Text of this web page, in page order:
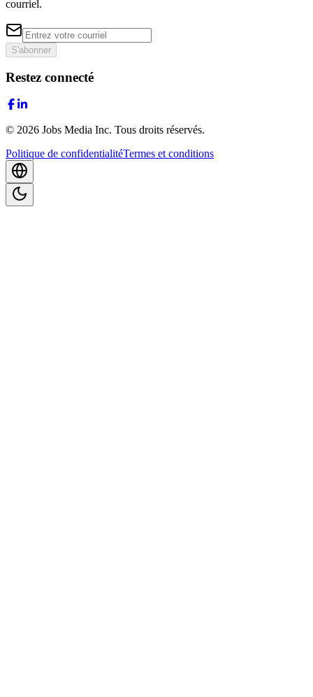
courriel.
S'abonner
Restez connecté
© 2026 Jobs Media Inc. Tous droits réservés.
Politique de confidentialitéTermes et conditions